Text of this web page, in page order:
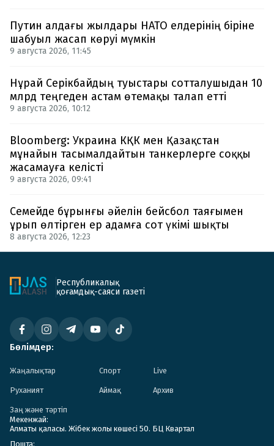
Путин алдағы жылдары НАТО елдерінің біріне
шабуыл жасап көруі мүмкін
9 августа 2026, 11:45
Нұрай Серікбайдың туыстары сотталушыдан 10
млрд теңгеден астам өтемақы талап етті
9 августа 2026, 10:12
Bloomberg: Украина КҚК мен Қазақстан
мұнайын тасымалдайтын танкерлерге соққы
жасамауға келісті
9 августа 2026, 09:41
Семейде бұрынғы әйелін бейсбол таяғымен
ұрып өлтірген ер адамға сот үкімі шықты
8 августа 2026, 12:23
Республикалық
қоғамдық-саяси газеті
Бөлімдер:
Жаңалықтар Спорт Live
Руханият Аймақ Архив
Заң және тәртіп
Мекенжай:
Алматы қаласы. Жібек жолы көшесі 50. БЦ Квартал
Пошта: